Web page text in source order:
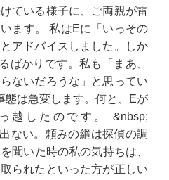
ている様子に、ご両親が雷
ます。 私はEに「いっその
アドバイスしました。しか
ばかりです。私も「まあ、
ないだろうな」と思ってい
態は急変します。何と、Eが
越したのです。 &nbsp;
ない。頼みの綱は探偵の調
聞いた時の私の気持ちは、
られたといった方が正しい